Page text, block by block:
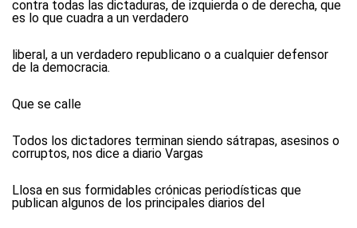
contra todas las dictaduras, de izquierda o de derecha, que
es lo que cuadra a un verdadero
liberal, a un verdadero republicano o a cualquier defensor
de la democracia.
Que se calle
Todos los dictadores terminan siendo sátrapas, asesinos o
corruptos, nos dice a diario Vargas
Llosa en sus formidables crónicas periodísticas que
publican algunos de los principales diarios del